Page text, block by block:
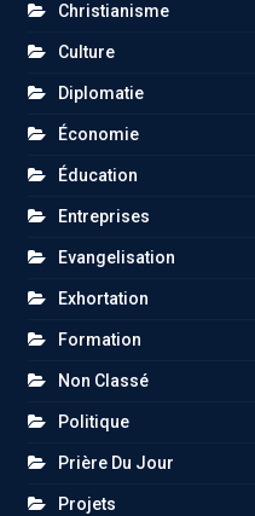
Christianisme
Culture
Diplomatie
Économie
Éducation
Entreprises
Evangelisation
Exhortation
Formation
Non Classé
Politique
Prière Du Jour
Projets